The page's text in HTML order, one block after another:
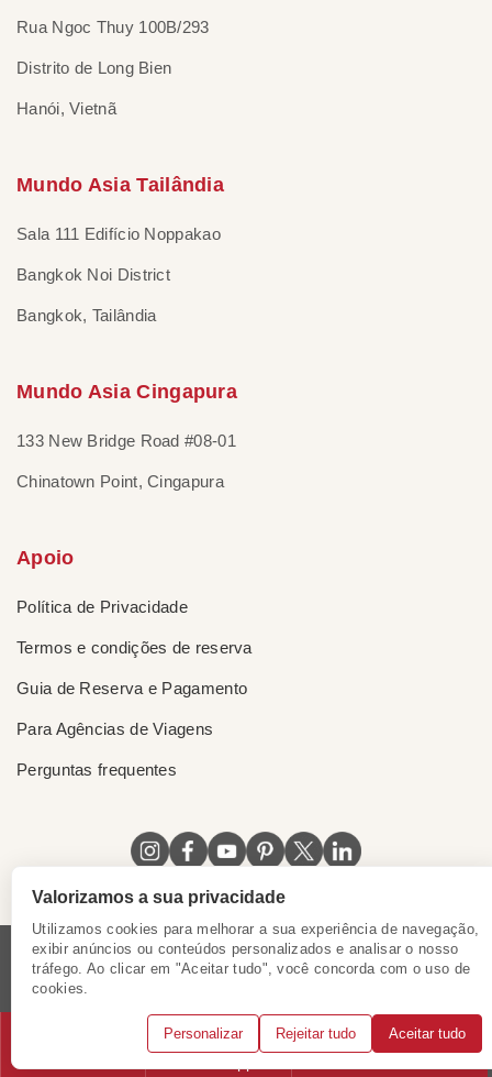
Rua Ngoc Thuy 100B/293
Distrito de Long Bien
Hanói, Vietnã
Mundo Asia Tailândia
Sala 111 Edifício Noppakao
Bangkok Noi District
Bangkok, Tailândia
Mundo Asia Cingapura
133 New Bridge Road #08-01
Chinatown Point, Cingapura
Apoio
Política de Privacidade
Termos e condições de reserva
Guia de Reserva e Pagamento
Para Agências de Viagens
Perguntas frequentes
Licença do Vietnã | Certificado de Singapura
|
Certificado de Hong Kong, China
© 2018 - 2025 Mundo Asia. Todos os direitos reservados.
Valorizamos a sua privacidade
Utilizamos cookies para melhorar a sua experiência de navegação,
exibir anúncios ou conteúdos personalizados e analisar o nosso
tráfego. Ao clicar em "Aceitar tudo", você concorda com o uso de
cookies.
Personalizar Rejeitar tudo Aceitar tudo